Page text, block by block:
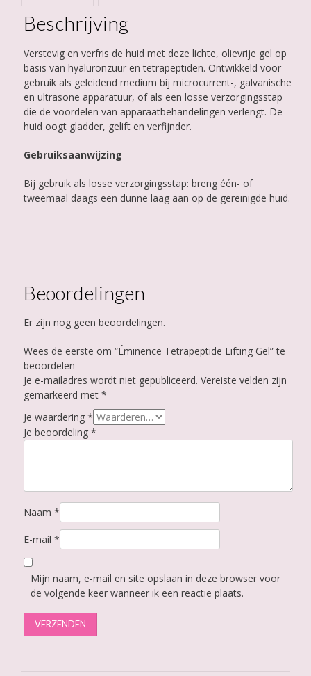
Beschrijving
Verstevig en verfris de huid met deze lichte, olievrije gel op
basis van hyaluronzuur en tetrapeptiden. Ontwikkeld voor
gebruik als geleidend medium bij microcurrent-, galvanische
en ultrasone apparatuur, of als een losse verzorgingsstap
die de voordelen van apparaatbehandelingen verlengt. De
huid oogt gladder, gelift en verfijnder.
Gebruiksaanwijzing
Bij gebruik als losse verzorgingsstap: breng één- of
tweemaal daags een dunne laag aan op de gereinigde huid.
Beoordelingen
Er zijn nog geen beoordelingen.
Wees de eerste om “Éminence Tetrapeptide Lifting Gel” te
beoordelen
Je e-mailadres wordt niet gepubliceerd. Vereiste velden zijn
gemarkeerd met *
Je waardering *
Je beoordeling *
Naam *
E-mail *
Mijn naam, e-mail en site opslaan in deze browser voor
de volgende keer wanneer ik een reactie plaats.